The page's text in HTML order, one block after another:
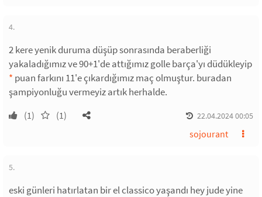
4.
2 kere yenik duruma düşüp sonrasında beraberliği
yakaladığımız ve 90+1'de attığımız golle barça'yı düdükleyip
* puan farkını 11'e çıkardığımız maç olmuştur. buradan
şampiyonluğu vermeyiz artık herhalde.
(1) (1) 22.04.2024 00:05
sojourant
5.
eski günleri hatırlatan bir el classico yaşandı hey jude yine